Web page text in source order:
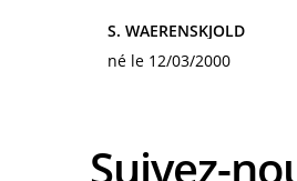
S. WAERENSKJOLD
né le 12/03/2000
Suivez-